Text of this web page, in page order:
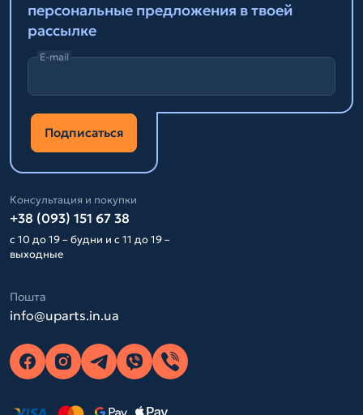
персональные предложения в твоей
рассылке
E-mail
Подписаться
Консультация и покупки
+38 (093) 151 67 38
с 10 до 19 – будни и с 11 до 19 –
выходные
Пошта
info@uparts.in.ua